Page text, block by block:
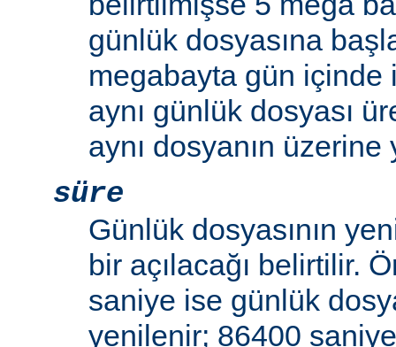
günlük dosyasına
megabayta gün içinde
aynı günlük dosyası
aynı dosyanın üzerine
süre
Günlük dosyasının
bir açılacağı belirtilir.
saniye ise günlük
yenilenir; 86400